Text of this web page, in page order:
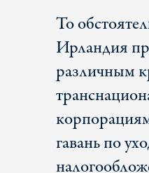
То
Ирландия
различным
гавань по